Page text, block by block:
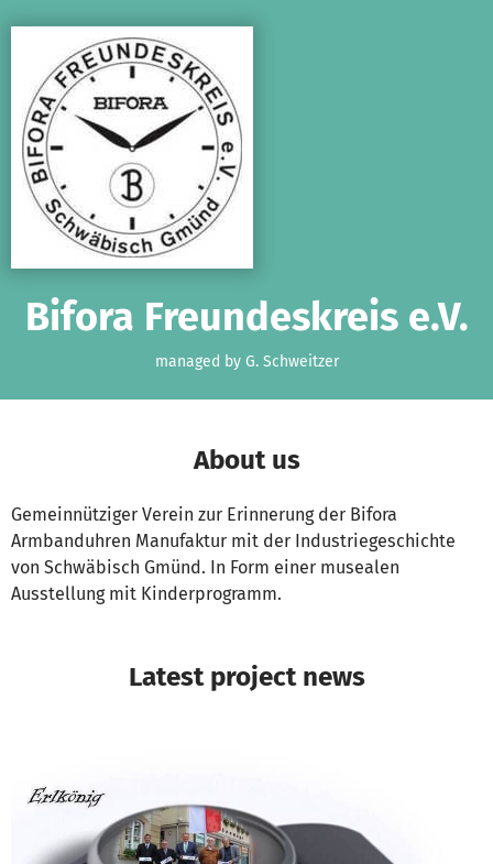
Bifora Freundeskreis e.V.
managed by G. Schweitzer
About us
Gemeinnütziger Verein zur Erinnerung der Bifora
Armbanduhren Manufaktur mit der Industriegeschichte
von Schwäbisch Gmünd. In Form einer musealen
Ausstellung mit Kinderprogramm.
Latest project news